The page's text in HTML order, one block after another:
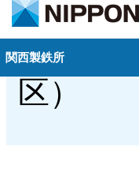
サイト内検索
関西製鉄所
関西製鉄所
和歌山地区案内
諸制度
区）